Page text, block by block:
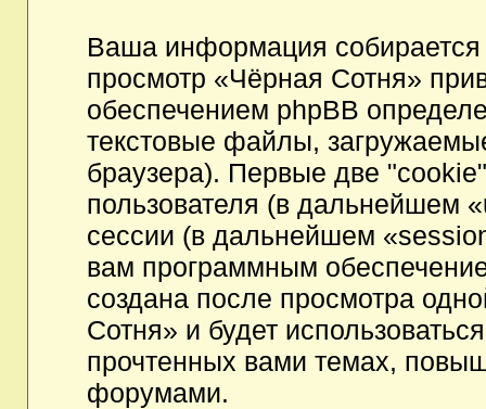
Ваша информация
просмотр «Чёрная Сотня»
обеспечением phpBB
текстовые файлы,
браузера). Первые две
пользователя (в дальнейшем
сессии (в дальнейшем
вам программным
создана после просмотра
Сотня» и будет
прочтенных вами темах,
форумами.